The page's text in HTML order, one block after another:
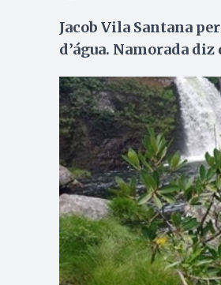
Jacob Vila Santana
d’água. Namorada